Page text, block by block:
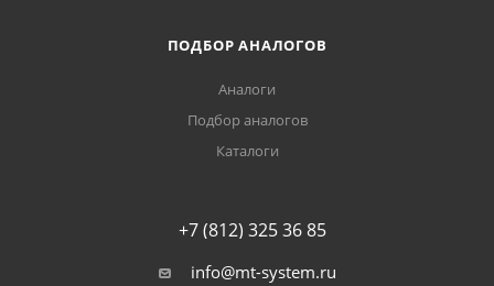
ПОДБОР АНАЛОГОВ
Аналоги
Подбор аналогов
Каталоги
+7 (812) 325 36 85
info@mt-system.ru